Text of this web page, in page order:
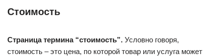
Стоимость
Страница термина “стоимость”. Условно говоря,
стоимость – это цена, по которой товар или услуга может